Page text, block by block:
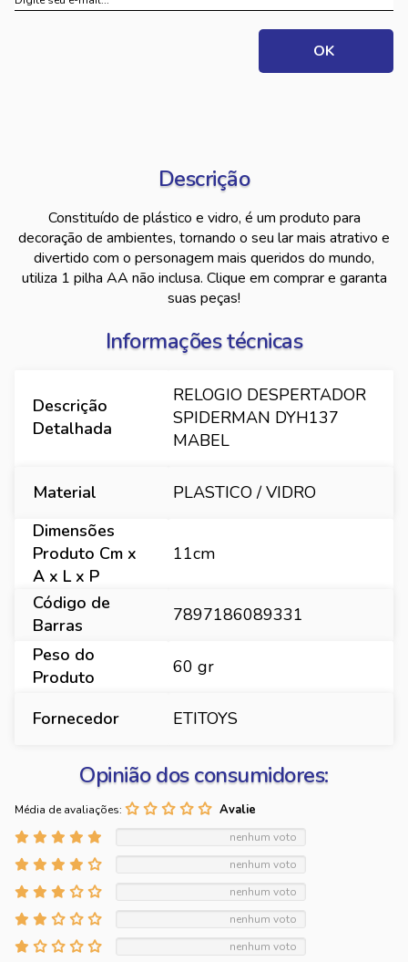
Descrição
Constituído de plástico e vidro, é um produto para
decoração de ambientes, tornando o seu lar mais atrativo e
divertido com o personagem mais queridos do mundo,
utiliza 1 pilha AA não inclusa. Clique em comprar e garanta
suas peças!
Informações técnicas
Descrição
Detalhada
RELOGIO DESPERTADOR
SPIDERMAN DYH137
MABEL
Material
PLASTICO / VIDRO
Dimensões
Produto Cm x
A x L x P
11cm
Código de
Barras
7897186089331
Peso do
Produto
60 gr
Fornecedor ETITOYS
Opinião dos consumidores:
Média de avaliações:
nenhum voto
nenhum voto
nenhum voto
nenhum voto
nenhum voto